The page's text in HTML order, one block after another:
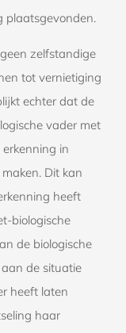
plaatsgevonden.
zelfstandige
tot vernietiging
echter dat de
vader met
in
Dit kan
heeft
biologische
de biologische
de situatie
heeft laten
haar